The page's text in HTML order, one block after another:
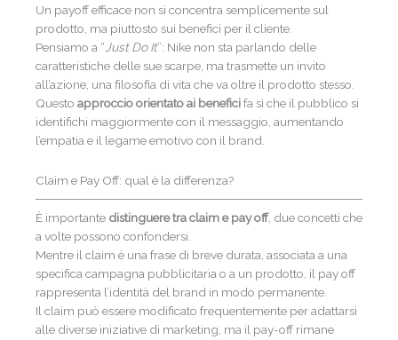
Un payoff efficace non si concentra semplicemente sul
prodotto, ma piuttosto sui benefici per il cliente.
Pensiamo a “Just Do It”: Nike non sta parlando delle
caratteristiche delle sue scarpe, ma trasmette un invito
all’azione, una filosofia di vita che va oltre il prodotto stesso.
Questo approccio orientato ai beneficifa sì che il pubblico si
identifichi maggiormente con il messaggio, aumentando
l’empatia e il legame emotivo con il brand.
Claim e Pay Off: qual è la differenza?
È importante distinguere traclaim e pay off, due concetti che
a volte possono confondersi.
Mentre il claim è una frase di breve durata, associata a una
specifica campagna pubblicitaria o a un prodotto, il pay off
rappresenta l’identità del brand in modo permanente.
Il claim può essere modificato frequentemente per adattarsi
alle diverse iniziative di marketing, ma il pay-off rimane